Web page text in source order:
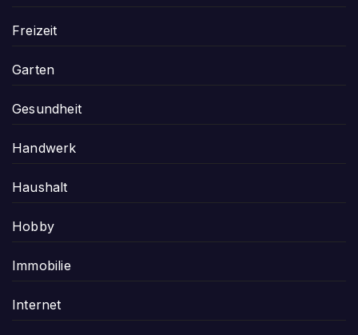
Freizeit
Garten
Gesundheit
Handwerk
Haushalt
Hobby
Immobilie
Internet